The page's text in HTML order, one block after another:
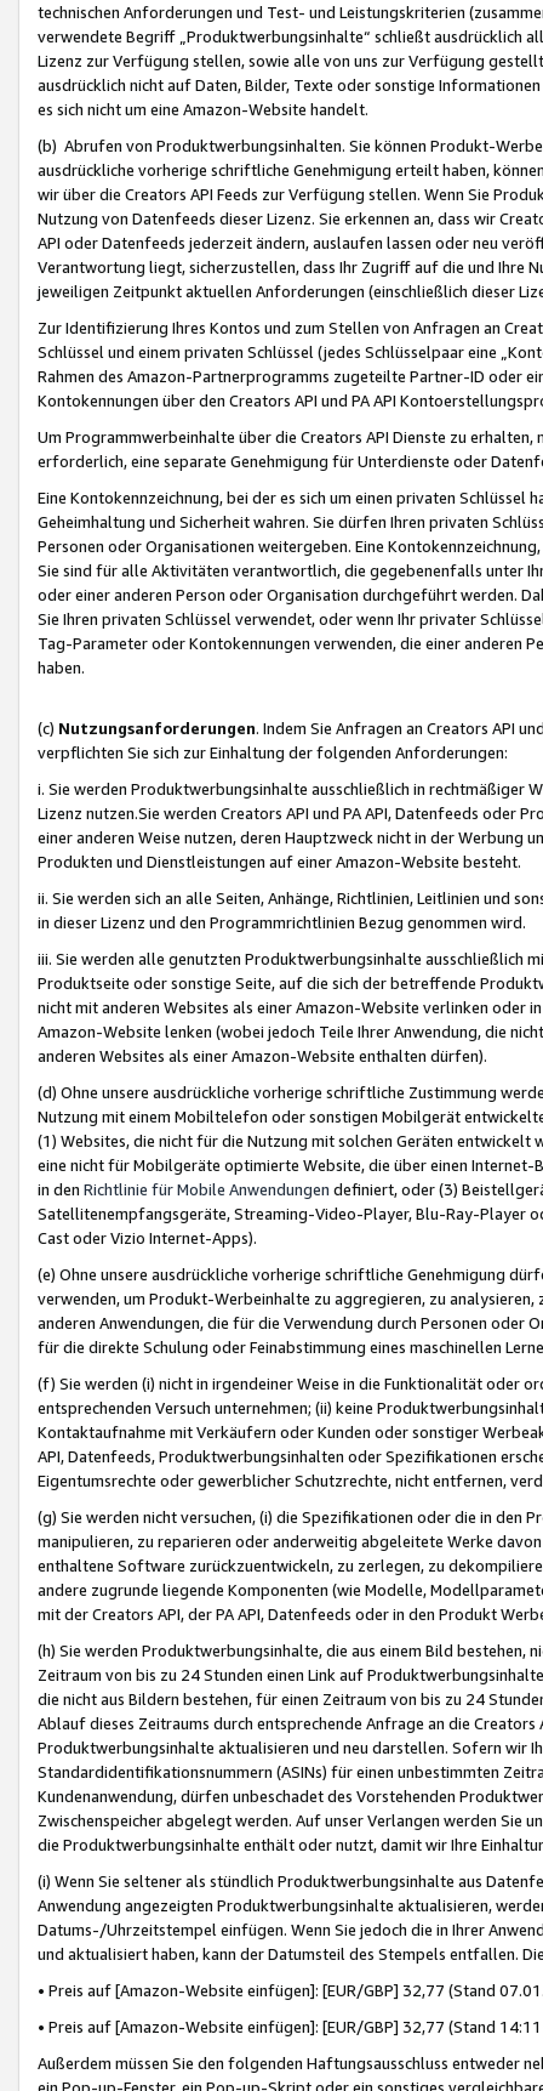
technischen Anforderungen und Test- und Leistungskriterien
verwendete Begriff „Produktwerbungsinhalte“ schließt ausdrücklich
Lizenz zur Verfügung stellen, sowie alle von uns zur Verfügung
ausdrücklich nicht auf Daten, Bilder, Texte oder sonstige
es sich nicht um eine Amazon-Website handelt.
(b) Abrufen von Produktwerbungsinhalten. Sie können Produkt-
ausdrückliche vorherige schriftliche Genehmigung erteilt haben,
wir über die Creators API Feeds zur Verfügung stellen. Wenn Sie
Nutzung von Datenfeeds dieser Lizenz. Sie erkennen an, dass wir
API oder Datenfeeds jederzeit ändern, auslaufen lassen oder neu
Verantwortung liegt, sicherzustellen, dass Ihr Zugriff auf die und Ihre
jeweiligen Zeitpunkt aktuellen Anforderungen (einschließlich dieser
Zur Identifizierung Ihres Kontos und zum Stellen von Anfragen an
Schlüssel und einem privaten Schlüssel (jedes Schlüsselpaar eine
Rahmen des Amazon-Partnerprogramms zugeteilte Partner-ID oder
Kontokennungen über den Creators API und PA API
Um Programmwerbeinhalte über die Creators API Dienste zu
erforderlich, eine separate Genehmigung für Unterdienste oder
Eine Kontokennzeichnung, bei der es sich um einen privaten
Geheimhaltung und Sicherheit wahren. Sie dürfen Ihren privaten
Personen oder Organisationen weitergeben. Eine
Sie sind für alle Aktivitäten verantwortlich, die gegebenenfalls unter
oder einer anderen Person oder Organisation durchgeführt werden.
Sie Ihren privaten Schlüssel verwendet, oder wenn Ihr privater
Tag-Parameter oder Kontokennungen verwenden, die einer anderen
haben.
(c) Nutzungsanforderungen. Indem Sie Anfragen an Creators API
verpflichten Sie sich zur Einhaltung der folgenden Anforderungen:
i. Sie werden Produktwerbungsinhalte ausschließlich in rechtmäßiger
Lizenz nutzen.Sie werden Creators API und PA API, Datenfeeds oder
einer anderen Weise nutzen, deren Hauptzweck nicht in der Werbung
Produkten und Dienstleistungen auf einer Amazon-Website besteht.
ii. Sie werden sich an alle Seiten, Anhänge, Richtlinien, Leitlinien und
in dieser Lizenz und den Programmrichtlinien Bezug genommen wird.
iii. Sie werden alle genutzten Produktwerbungsinhalte ausschließlich
Produktseite oder sonstige Seite, auf die sich der betreffende
nicht mit anderen Websites als einer Amazon-Website verlinken oder
Amazon-Website lenken (wobei jedoch Teile Ihrer Anwendung, die
anderen Websites als einer Amazon-Website enthalten dürfen).
(d) Ohne unsere ausdrückliche vorherige schriftliche Zustimmung
Nutzung mit einem Mobiltelefon oder sonstigen Mobilgerät
(1) Websites, die nicht für die Nutzung mit solchen Geräten
eine nicht für Mobilgeräte optimierte Website, die über einen
in den Richtlinie für Mobile Anwendungen definiert, oder (3)
Satellitenempfangsgeräte, Streaming-Video-Player, Blu-Ray-Player
Cast oder Vizio Internet-Apps).
(e) Ohne unsere ausdrückliche vorherige schriftliche Genehmigung
verwenden, um Produkt-Werbeinhalte zu aggregieren, zu
anderen Anwendungen, die für die Verwendung durch Personen
für die direkte Schulung oder Feinabstimmung eines maschinellen
(f) Sie werden (i) nicht in irgendeiner Weise in die Funktionalität oder
entsprechenden Versuch unternehmen; (ii) keine
Kontaktaufnahme mit Verkäufern oder Kunden oder sonstiger
API, Datenfeeds, Produktwerbungsinhalten oder Spezifikationen
Eigentumsrechte oder gewerblicher Schutzrechte, nicht entfernen,
(g) Sie werden nicht versuchen, (i) die Spezifikationen oder die in
manipulieren, zu reparieren oder anderweitig abgeleitete Werke
enthaltene Software zurückzuentwickeln, zu zerlegen, zu
andere zugrunde liegende Komponenten (wie Modelle,
mit der Creators API, der PA API, Datenfeeds oder in den Produkt
(h) Sie werden Produktwerbungsinhalte, die aus einem Bild bestehen,
Zeitraum von bis zu 24 Stunden einen Link auf
die nicht aus Bildern bestehen, für einen Zeitraum von bis zu 24
Ablauf dieses Zeitraums durch entsprechende Anfrage an die
Produktwerbungsinhalte aktualisieren und neu darstellen. Sofern wir
Standardidentifikationsnummern (ASINs) für einen unbestimmten
Kundenanwendung, dürfen unbeschadet des Vorstehenden
Zwischenspeicher abgelegt werden. Auf unser Verlangen werden Sie
die Produktwerbungsinhalte enthält oder nutzt, damit wir Ihre
(i) Wenn Sie seltener als stündlich Produktwerbungsinhalte aus
Anwendung angezeigten Produktwerbungsinhalte aktualisieren,
Datums-/Uhrzeitstempel einfügen. Wenn Sie jedoch die in Ihrer
und aktualisiert haben, kann der Datumsteil des Stempels entfallen.
• Preis auf [Amazon-Website einfügen]: [EUR/GBP] 32,77 (Stand
• Preis auf [Amazon-Website einfügen]: [EUR/GBP] 32,77 (Stand
Außerdem müssen Sie den folgenden Haftungsausschluss entweder
ein Pop-up-Fenster, ein Pop-up-Skript oder ein sonstiges